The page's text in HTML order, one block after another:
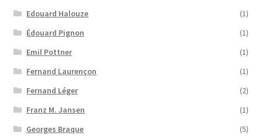
Edouard Halouze
(1)
Édouard Pignon
(1)
Emil Pottner
(1)
Fernand Laurençon
(1)
Fernand Léger
(2)
Franz M. Jansen
(1)
Georges Braque
(5)